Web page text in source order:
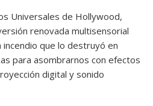
Universales de Hollywood,
renovada multisensorial
que lo destruyó en
para asombrarnos con efectos
digital y sonido